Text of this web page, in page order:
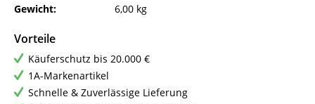
Gewicht:
6,00 kg
Vorteile
Käuferschutz bis 20.000 €
1A-Markenartikel
Schnelle & Zuverlässige Lieferung